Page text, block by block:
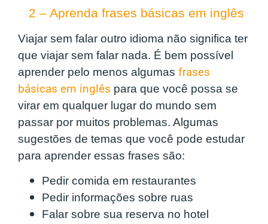
2 – Aprenda frases básicas em inglês
Viajar sem falar outro idioma não significa ter
que viajar sem falar nada. É bem possível
aprender pelo menos algumas frases
básicas em inglês para que você possa se
virar em qualquer lugar do mundo sem
passar por muitos problemas. Algumas
sugestões de temas que você pode estudar
para aprender essas frases são:
Pedir comida em restaurantes
Pedir informações sobre ruas
Falar sobre sua reserva no hotel